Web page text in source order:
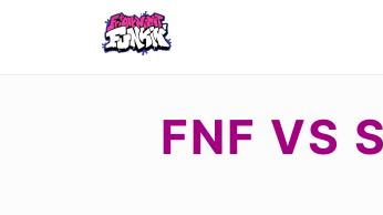
FNF VS